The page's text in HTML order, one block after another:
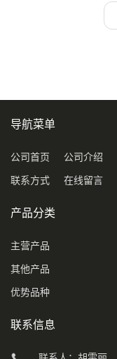
导航菜单
公司首页 公司介绍
联系方式 在线留言
产品分类
主营产品
其他产品
优势品种
联系信息